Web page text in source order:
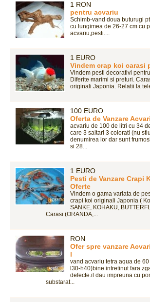
1 RON
pentru acvariu
Schimb-vand doua buturugi
cu lungimea de 26-27 cm cu
acvariu,pesti....
1 EURO
Vindem crap koi carasi
Vindem pesti decorativi
Diferite marimi si preturi.
originali Japonia. Relatii la
100 EURO
Oferta de Vanzare
acvariu de 100 de litri cu 34
care 3 saitari 3 colorati (nu stiu
denumirea lor dar sunt
si 28...
1 EURO
Pesti de Vanzare Crapi
Oferte
Vindem o gama variata de
crapi koi originali Japonia (
SANKE, KOHAKU,
Carasi (ORANDA,...
RON
Ofer spre vanzare
l
vand acvariu tetra aqua de
l30-h40)bine intretinut fara
defecte.il dau impreuna cu
substarat...